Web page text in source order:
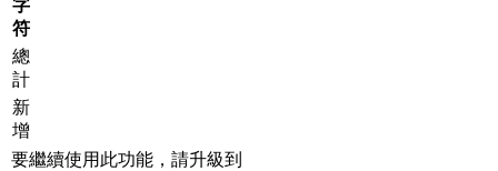
字
符
總
計
新
增
要繼續使用此功能，請升級到